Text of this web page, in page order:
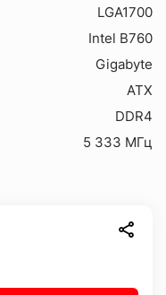
LGA1700
Intel B760
Gigabyte
ATX
DDR4
5 333 МГц